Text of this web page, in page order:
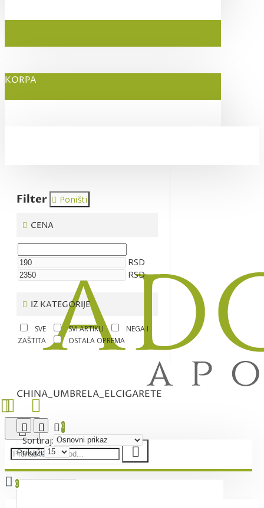
KORPA
0
Filter Poništi
CENA
RSD
RSD
IZ KATEGORIJE
SVE SVI ARTIKLI
NEGA I
ZAŠTITA
OSTALA OPREMA
CHINA_UMBRELA_ELCIGARETE
0
Sortiraj:
Prikaži: